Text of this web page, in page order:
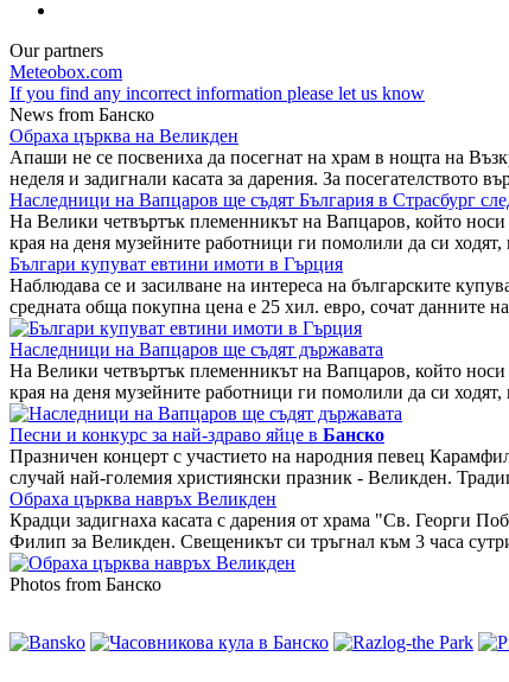
Our partners
Meteobox.com
If you find any incorrect information please let us know
News from Банско
Обраха църква на Великден
Апаши не се посвениха да посегнат на храм в нощта на
неделя и задигнали касата за дарения. За посегателството
Наследници на Вапцаров ще съдят България в Страсбург
На Велики четвъртък племенникът на Вапцаров, който
края на деня музейните работници ги помолили да си ходят,
Българи купуват евтини имоти в Гърция
Наблюдава се и засилване на интереса на българските
средната обща покупна цена е 25 хил. евро, сочат данните
Наследници на Вапцаров ще съдят държавата
На Велики четвъртък племенникът на Вапцаров, който
края на деня музейните работници ги помолили да си ходят,
Песни и конкурс за най-здраво яйце в Банско
Празничен концерт с участието на народния певец
случай най-големия християнски празник - Великден.
Обраха църква навръх Великден
Крадци задигнаха касата с дарения от храма "Св. Георги
Филип за Великден. Свещеникът си тръгнал към 3 часа
Photos from Банско